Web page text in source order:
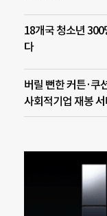
18개국 청소년 300
다
버릴 뻔한 커튼·쿠
사회적기업 재봉